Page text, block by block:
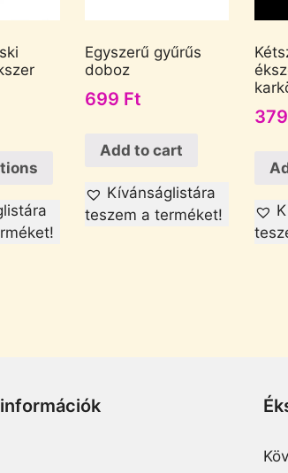
Egyszerű gyűrűs
doboz
699 Ft
Add to cart
Kívánságlistára
teszem a terméket!